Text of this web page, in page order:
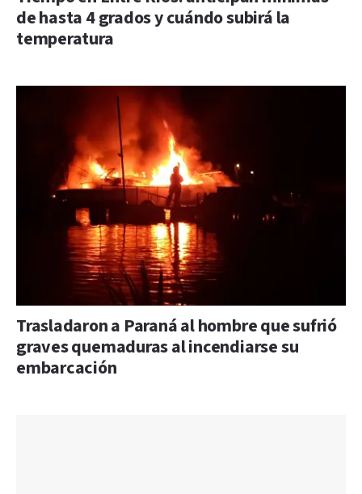
de hasta 4 grados y cuándo subirá la
temperatura
Trasladaron a Paraná al hombre que sufrió
graves quemaduras al incendiarse su
embarcación